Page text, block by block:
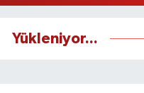
Yükleniyor...